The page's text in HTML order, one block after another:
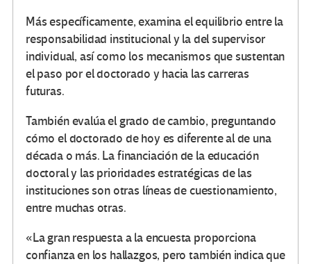
Más específicamente, examina el equilibrio entre la
responsabilidad institucional y la del supervisor
individual, así como los mecanismos que sustentan
el paso por el doctorado y hacia las carreras
futuras.
También evalúa el grado de cambio, preguntando
cómo el doctorado de hoy es diferente al de una
década o más. La financiación de la educación
doctoral y las prioridades estratégicas de las
instituciones son otras líneas de cuestionamiento,
entre muchas otras.
«La gran respuesta a la encuesta proporciona
confianza en los hallazgos, pero también indica que